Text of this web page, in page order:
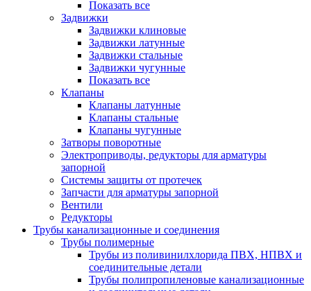
Показать все
Задвижки
Задвижки клиновые
Задвижки латунные
Задвижки стальные
Задвижки чугунные
Показать все
Клапаны
Клапаны латунные
Клапаны стальные
Клапаны чугунные
Затворы поворотные
Электроприводы, редукторы для арматуры
запорной
Системы защиты от протечек
Запчасти для арматуры запорной
Вентили
Редукторы
Трубы канализационные и соединения
Трубы полимерные
Трубы из поливинилхлорида ПВХ, НПВХ и
соединительные детали
Трубы полипропиленовые канализационные